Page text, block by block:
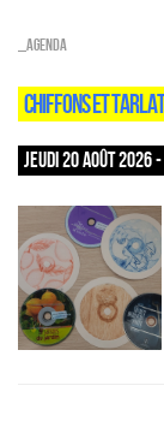
_Agenda
CHIFFONS ET
JEUDI 20 AOÛT